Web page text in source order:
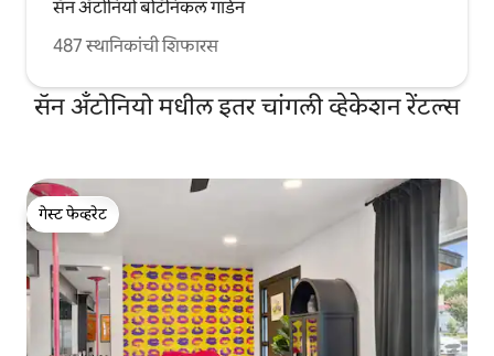
सॅन अँटोनियो बोटॅनिकल गार्डन
487 स्थानिकांची शिफारस
सॅन अँटोनियो मधील इतर चांगली व्हेकेशन रेंटल्स
गेस्ट फेव्हरेट
गेस्ट फेव्हरेट